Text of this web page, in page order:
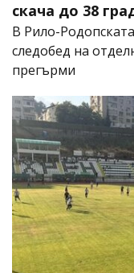
скача до 38
В Рило-
следобед на
прегърми